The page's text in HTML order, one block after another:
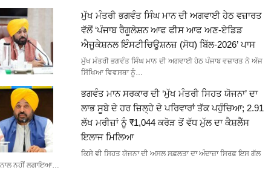
ਮੁੱਖ ਮੰਤਰੀ ਭਗਵੰਤ ਸਿੰਘ ਮਾਨ ਦੀ ਅਗਵਾਈ ਹੇਠ ਵਜ਼ਾਰਤ
ਵੱਲੋਂ ‘ਪੰਜਾਬ ਰੈਗੂਲੇਸ਼ਨ ਆਫ ਫੀਸ ਆਫ ਅਣ-ਏਡਿਡ
ਐਜੂਕੇਸ਼ਨਲ ਇੰਸਟੀਚਿਊਸ਼ਨਜ਼ (ਸੋਧ) ਬਿੱਲ-2026’ ਪਾਸ
ਮੁੱਖ ਮੰਤਰੀ ਭਗਵੰਤ ਸਿੰਘ ਮਾਨ ਦੀ ਅਗਵਾਈ ਹੇਠ ਪੰਜਾਬ ਵਜ਼ਾਰਤ ਨੇ ਅੱਜ
ਸਿੱਖਿਆ ਵਿਵਸਥਾ ਨੂੰ…
ਭਗਵੰਤ ਮਾਨ ਸਰਕਾਰ ਦੀ ‘ਮੁੱਖ ਮੰਤਰੀ ਸਿਹਤ ਯੋਜਨਾ’ ਦਾ
ਲਾਭ ਸੂਬੇ ਦੇ ਹਰ ਜ਼ਿਲ੍ਹੇ ਦੇ ਪਰਿਵਾਰਾਂ ਤੱਕ ਪਹੁੰਚਿਆ; 2.91
ਲੱਖ ਮਰੀਜ਼ਾਂ ਨੂੰ ₹1,044 ਕਰੋੜ ਤੋਂ ਵੱਧ ਮੁੱਲ ਦਾ ਕੈਸ਼ਲੈੱਸ
ਇਲਾਜ ਮਿਲਿਆ
ਕਿਸੇ ਵੀ ਸਿਹਤ ਯੋਜਨਾ ਦੀ ਅਸਲ ਸਫ਼ਲਤਾ ਦਾ ਅੰਦਾਜ਼ਾ ਸਿਰਫ਼ ਇਸ ਗੱਲ
ਨਾਲ ਨਹੀਂ ਲਗਾਇਆ…